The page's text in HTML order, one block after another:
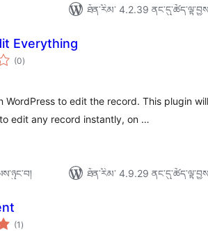
ཐོན་རིམ་ 4.2.39
Everything
(0གདེང་
འཇོག་
)
WordPress to edit the record. This plugin
edit any record instantly, on …
ཐོན་རིམ་ 4.9.29
(1 གདེང་
འཇོག་
)